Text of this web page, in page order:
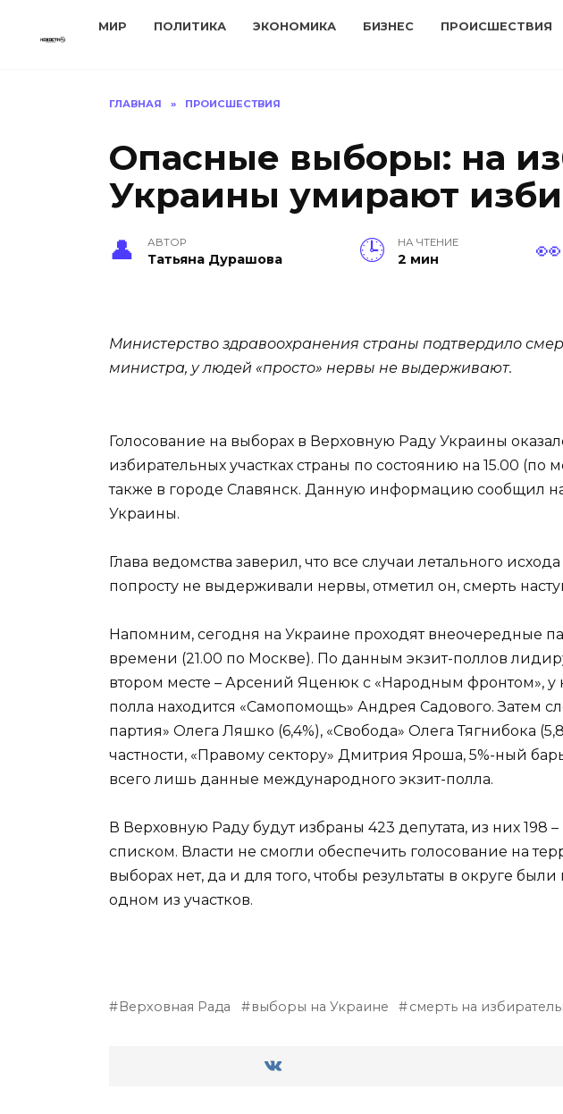
МИР ПОЛИТИКА ЭКОНОМИКА БИЗНЕС ПРОИСШЕСТВИЯ
ГЛАВНАЯ » ПРОИСШЕСТВИЯ
Опасные выборы: на
Украины умирают
АВТОР
Татьяна Дурашова
НА ЧТЕНИЕ
2 мин
Министерство здравоохранения страны подтвердило
министра, у людей «просто» нервы не выдерживают.
Голосование на выборах в Верховную Раду Украины
избирательных участках страны по состоянию на 15.00
также в городе Славянск. Данную информацию сообщил
Украины.
Глава ведомства заверил, что все случаи летального
попросту не выдерживали нервы, отметил он, смерть
Напомним, сегодня на Украине проходят внеочередные
времени (21.00 по Москве). По данным экзит-поллов
втором месте – Арсений Яценюк с «Народным фронтом», у
полла находится «Самопомощь» Андрея Садового. Затем
партия» Олега Ляшко (6,4%), «Свобода» Олега Тягнибока
частности, «Правому сектору» Дмитрия Яроша, 5%-ный
всего лишь данные международного экзит-полла.
В Верховную Раду будут избраны 423 депутата, из них
списком. Власти не смогли обеспечить голосование на
выборах нет, да и для того, чтобы результаты в округе
одном из участков.
Верховная Рада выборы на Украине смерть на